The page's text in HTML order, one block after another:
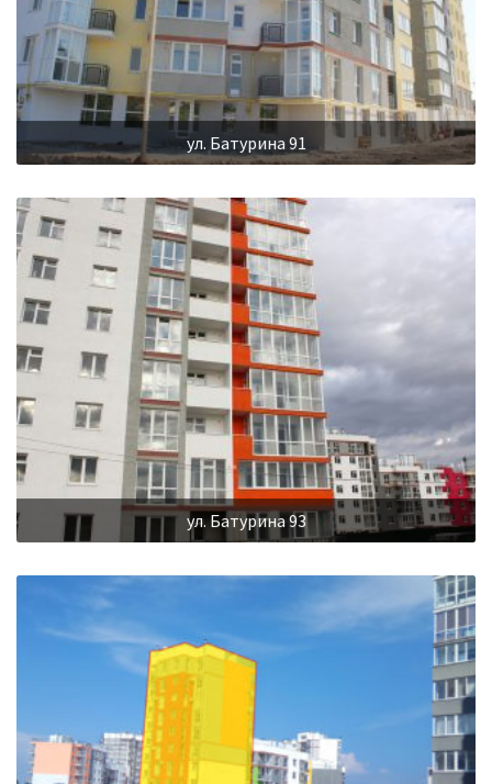
ул. Батурина 91
ул. Батурина 93